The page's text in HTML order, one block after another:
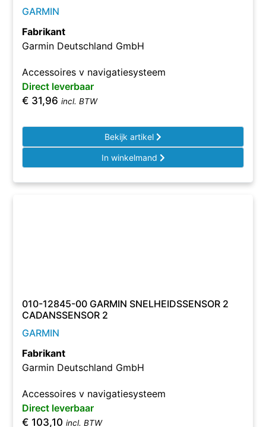
GARMIN
Fabrikant
Garmin Deutschland GmbH
Accessoires v navigatiesysteem
Direct leverbaar
€ 31,96 incl. BTW
Bekijk artikel
In winkelmand
010-12845-00 GARMIN SNELHEIDSSENSOR 2
CADANSSENSOR 2
GARMIN
Fabrikant
Garmin Deutschland GmbH
Accessoires v navigatiesysteem
Direct leverbaar
€ 103,10 incl. BTW